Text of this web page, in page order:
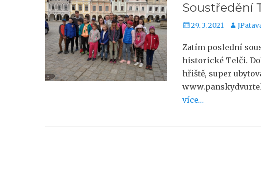
Soustředění
Publikováno
29. 3. 2021 Autor
Zatím poslední
historické Telči.
hřiště, super
více…